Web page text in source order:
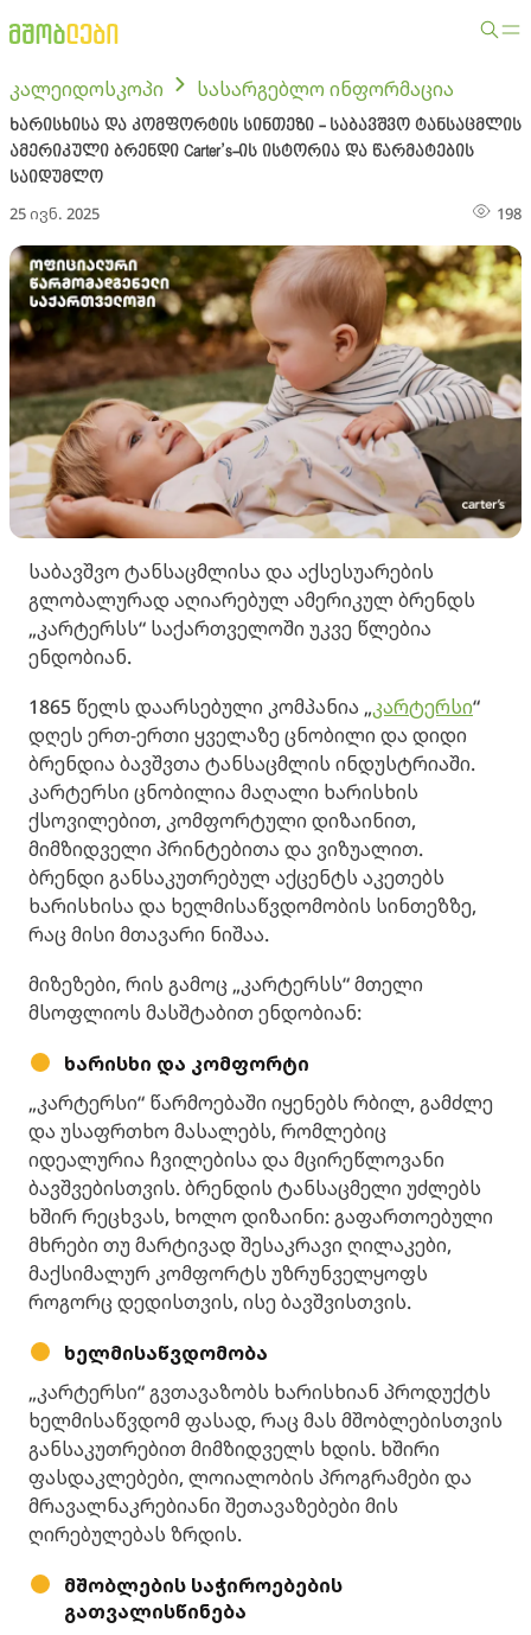
კალეიდოსკოპი სასარგებლო ინფორმაცია
ხარისხისა და კომფორტის სინთეზი - საბავშვო ტანსაცმლის
ამერიკული ბრენდი Carter’s-ის ისტორია და წარმატების
საიდუმლო
25 ივნ. 2025 198
საბავშვო ტანსაცმლისა და აქსესუარების
გლობალურად აღიარებულ ამერიკულ ბრენდს
„კარტერსს“ საქართველოში უკვე წლებია
ენდობიან.
1865 წელს დაარსებული კომპანია „კარტერსი“
დღეს ერთ-ერთი ყველაზე ცნობილი და დიდი
ბრენდია ბავშვთა ტანსაცმლის ინდუსტრიაში.
კარტერსი ცნობილია მაღალი ხარისხის
ქსოვილებით, კომფორტული დიზაინით,
მიმზიდველი პრინტებითა და ვიზუალით.
ბრენდი განსაკუთრებულ აქცენტს აკეთებს
ხარისხისა და ხელმისაწვდომობის სინთეზზე,
რაც მისი მთავარი ნიშაა.
მიზეზები, რის გამოც „კარტერსს“ მთელი
მსოფლიოს მასშტაბით ენდობიან:
ხარისხი და კომფორტი
„კარტერსი“ წარმოებაში იყენებს რბილ, გამძლე
და უსაფრთხო მასალებს, რომლებიც
იდეალურია ჩვილებისა და მცირეწლოვანი
ბავშვებისთვის. ბრენდის ტანსაცმელი უძლებს
ხშირ რეცხვას, ხოლო დიზაინი: გაფართოებული
მხრები თუ მარტივად შესაკრავი ღილაკები,
მაქსიმალურ კომფორტს უზრუნველყოფს
როგორც დედისთვის, ისე ბავშვისთვის.
ხელმისაწვდომობა
„კარტერსი“ გვთავაზობს ხარისხიან პროდუქტს
ხელმისაწვდომ ფასად, რაც მას მშობლებისთვის
განსაკუთრებით მიმზიდველს ხდის. ხშირი
ფასდაკლებები, ლოიალობის პროგრამები და
მრავალნაკრებიანი შეთავაზებები მის
ღირებულებას ზრდის.
მშობლების საჭიროებების
გათვალისწინება